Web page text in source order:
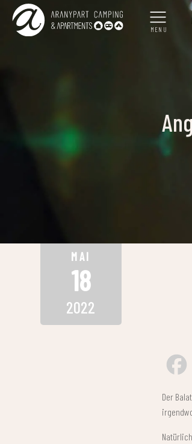
MENU
MAI
18
2022
Der